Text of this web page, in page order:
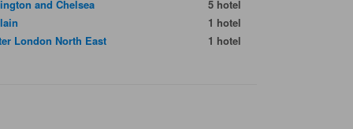
and Chelsea
5 hotel
1 hotel
London North East
1 hotel